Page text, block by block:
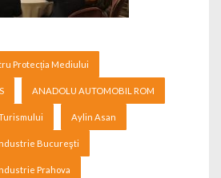
Protecția Mediului
ANADOLU AUTOMOBIL ROM
Aylin Asan
Bucureşti
Prahova